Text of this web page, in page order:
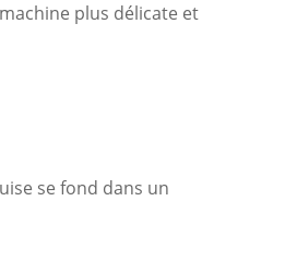
plus délicate et
se fond dans un